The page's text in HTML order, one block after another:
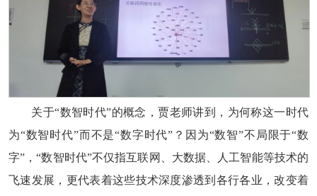
关于“数智时代”的概念，贾老师讲到，为何称这一时代
为“数智时代”而不是“数字时代”？因为“数智”不局限于“数
字”，“数智时代”不仅指互联网、大数据、人工智能等技术的
飞速发展，更代表着这些技术深度渗透到各行各业，改变着